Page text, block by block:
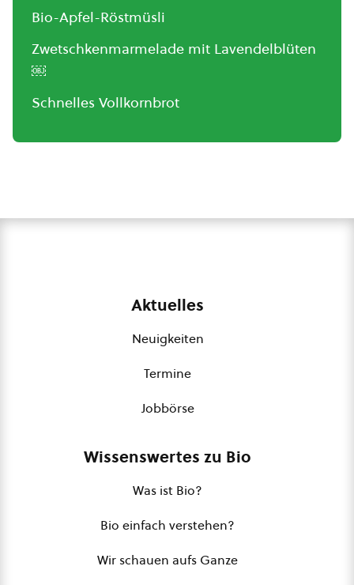
Bio-Apfel-Röstmüsli
Zwetschkenmarmelade mit Lavendelblüten
￼
Schnelles Vollkornbrot
Aktuelles
Neuigkeiten
Termine
Jobbörse
Wissenswertes zu Bio
Was ist Bio?
Bio einfach verstehen?
Wir schauen aufs Ganze